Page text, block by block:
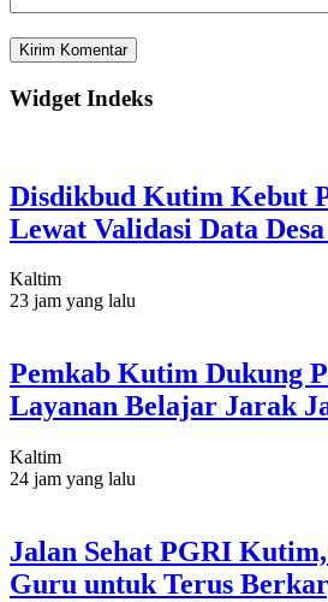
Widget Indeks
Disdikbud Kutim Kebut
Lewat Validasi Data
Kaltim
23 jam yang lalu
Pemkab Kutim Dukung
Layanan Belajar Jarak
Kaltim
24 jam yang lalu
Jalan Sehat PGRI
Guru untuk Terus